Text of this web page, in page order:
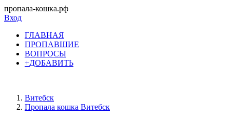
пропала-кошка.рф
Вход
ГЛАВНАЯ
ПРОПАВШИЕ
ВОПРОСЫ
+ДОБАВИТЬ
Витебск
Пропала кошка Витебск